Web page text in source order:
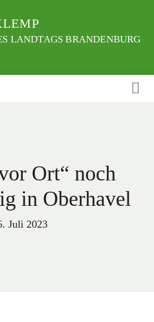
LANDTAGS BRANDENBURG
Ort“ noch
in Oberhavel
Juli 2023